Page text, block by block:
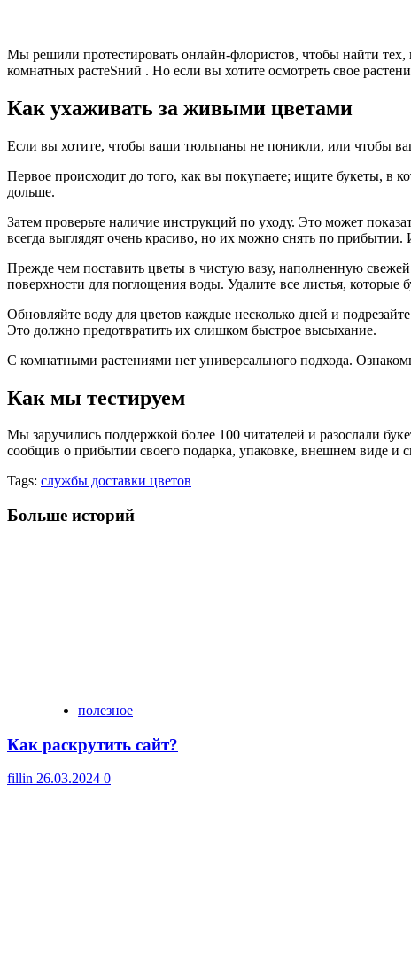
Мы решили протестировать онлайн-флористов, чтобы найти
комнатных растеSний . Но если вы хотите осмотреть свое
Как ухаживать за живыми цветами
Если вы хотите, чтобы ваши тюльпаны не поникли, или чтобы
Первое происходит до того, как вы покупаете; ищите букеты, в
дольше.
Затем проверьте наличие инструкций по уходу. Это может
всегда выглядят очень красиво, но их можно снять по
Прежде чем поставить цветы в чистую вазу, наполненную
поверхности для поглощения воды. Удалите все листья, которые
Обновляйте воду для цветов каждые несколько дней и
Это должно предотвратить их слишком быстрое высыхание.
С комнатными растениями нет универсального подхода.
Как мы тестируем
Мы заручились поддержкой более 100 читателей и разослали
сообщив о прибытии своего подарка, упаковке, внешнем виде и
Tags: службы доставки цветов
Больше историй
полезное
Как раскрутить сайт?
fillin 26.03.2024 0